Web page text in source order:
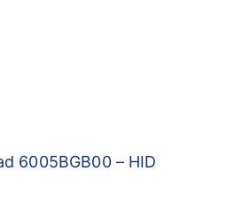
6005BGB00 – HID